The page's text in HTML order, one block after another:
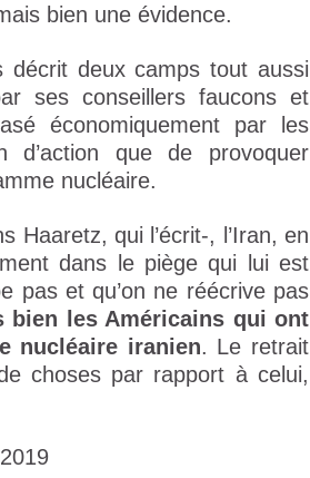
bien une évidence.
décrit deux camps tout aussi
ses conseillers faucons et
économiquement par les
d’action que de provoquer
nucléaire.
Haaretz, qui l’écrit-, l’Iran, en
dans le piège qui lui est
pas et qu’on ne réécrive pas
bien les Américains qui ont
nucléaire iranien. Le retrait
choses par rapport à celui,